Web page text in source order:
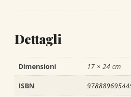
Dettagli
Dimensioni 17 × 24 cm
ISBN